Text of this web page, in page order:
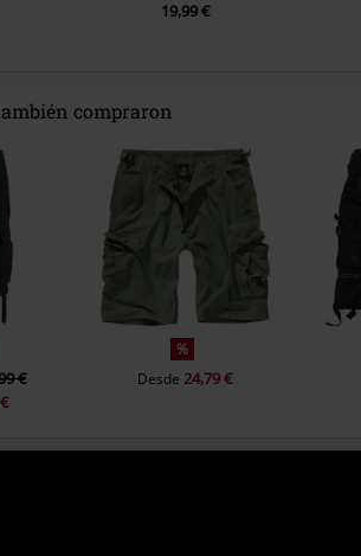
19,99 €
compraron
€
%
Desde 24,79 €